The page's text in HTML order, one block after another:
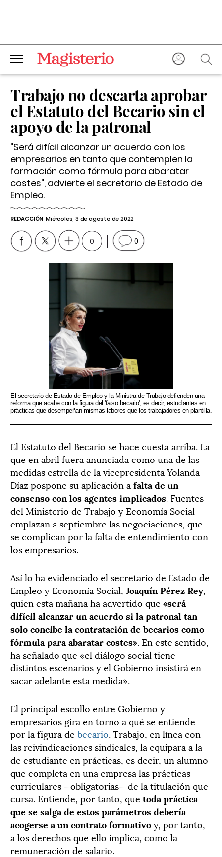
Trabajo no descarta aprobar
el Estatuto del Becario sin el
apoyo de la patronal
"Será difícil alcanzar un acuerdo con los
empresarios en tanto que contemplen la
formación como fórmula para abaratar
costes", advierte el secretario de Estado de
Empleo.
REDACCIÓN Miércoles, 3 de agosto de 2022
0 0
El secretario de Estado de Empleo y la Ministra de Trabajo defienden una
reforma que acabe con la figura del 'falso becario', es decir, estudiantes en
prácticas que desempeñan mismas labores que los trabajadores en plantilla.
El Estatuto del Becario se hace cuesta arriba. La
que en abril fuera anunciada como una de las
medidas estrella de la vicepresidenta Yolanda
Díaz pospone su aplicación a falta de un
consenso con los agentes implicados. Fuentes
del Ministerio de Trabajo y Economía Social
emplazan a septiembre las negociaciones, que
se complican por la falta de entendimiento con
los empresarios.
Así lo ha evidenciado el secretario de Estado de
Empleo y Economía Social, Joaquín Pérez Rey,
quien esta mañana ha advertido que «será
difícil alcanzar un acuerdo si la patronal tan
solo concibe la contratación de becarios como
fórmula para abaratar costes». En este sentido,
ha señalado que «el diálogo social tiene
distintos escenarios y el Gobierno insistirá en
sacar adelante esta medida».
El principal escollo entre Gobierno y
empresarios gira en torno a qué se entiende
por la figura de becario. Trabajo, en línea con
las reivindicaciones sindicales, la equipara a la
de estudiante en prácticas, es decir, un alumno
que completa en una empresa las prácticas
curriculares —obligatorias— de la titulación que
cursa. Entiende, por tanto, que toda práctica
que se salga de estos parámetros debería
acogerse a un contrato formativoy, por tanto,
a los derechos que ello implica, como la
remuneración de salario.